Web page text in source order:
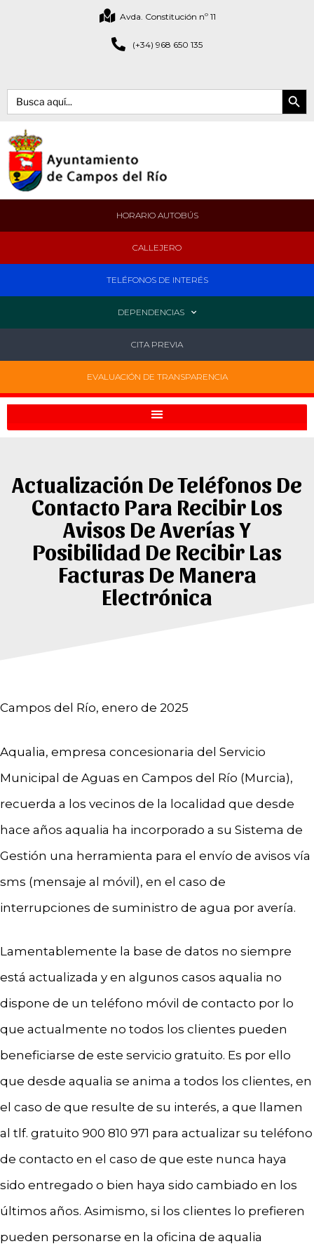
Avda. Constitución nº 11
(+34) 968 650 135
Buscar: Botón de
HORARIO AUTOBÚS
CALLEJERO
TELÉFONOS DE INTERÉS
DEPENDENCIAS
CITA PREVIA
EVALUACIÓN DE TRANSPARENCIA
Actualización De Teléfonos De
Contacto Para Recibir Los
Avisos De Averías Y
Posibilidad De Recibir Las
Facturas De Manera
Electrónica
Campos del Río, enero de 2025
Aqualia, empresa concesionaria del Servicio
Municipal de Aguas en Campos del Río (Murcia),
recuerda a los vecinos de la localidad que desde
hace años aqualia ha incorporado a su Sistema de
Gestión una herramienta para el envío de avisos vía
sms (mensaje al móvil), en el caso de
interrupciones de suministro de agua por avería.
Lamentablemente la base de datos no siempre
está actualizada y en algunos casos aqualia no
dispone de un teléfono móvil de contacto por lo
que actualmente no todos los clientes pueden
beneficiarse de este servicio gratuito. Es por ello
que desde aqualia se anima a todos los clientes, en
el caso de que resulte de su interés, a que llamen
al tlf. gratuito 900 810 971 para actualizar su teléfono
de contacto en el caso de que este nunca haya
sido entregado o bien haya sido cambiado en los
últimos años. Asimismo, si los clientes lo prefieren
pueden personarse en la oficina de aqualia